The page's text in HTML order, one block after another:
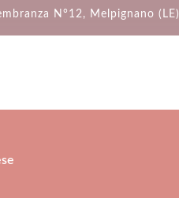
N°12, Melpignano (LE)